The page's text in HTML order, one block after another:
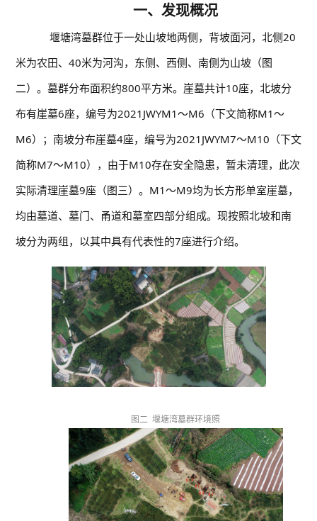
一、发现概况
堰塘湾墓群位于一处山坡地两侧，背坡面河，北侧20
米为农田、40米为河沟，东侧、西侧、南侧为山坡（图
二）。墓群分布面积约800平方米。崖墓共计10座，北坡分
布有崖墓6座，编号为2021JWYM1～M6（下文简称M1～
M6）；南坡分布崖墓4座，编号为2021JWYM7～M10（下文
简称M7～M10），由于M10存在安全隐患，暂未清理，此次
实际清理崖墓9座（图三）。M1～M9均为长方形单室崖墓，
均由墓道、墓门、甬道和墓室四部分组成。现按照北坡和南
坡分为两组，以其中具有代表性的7座进行介绍。
图二 堰塘湾墓群环境照